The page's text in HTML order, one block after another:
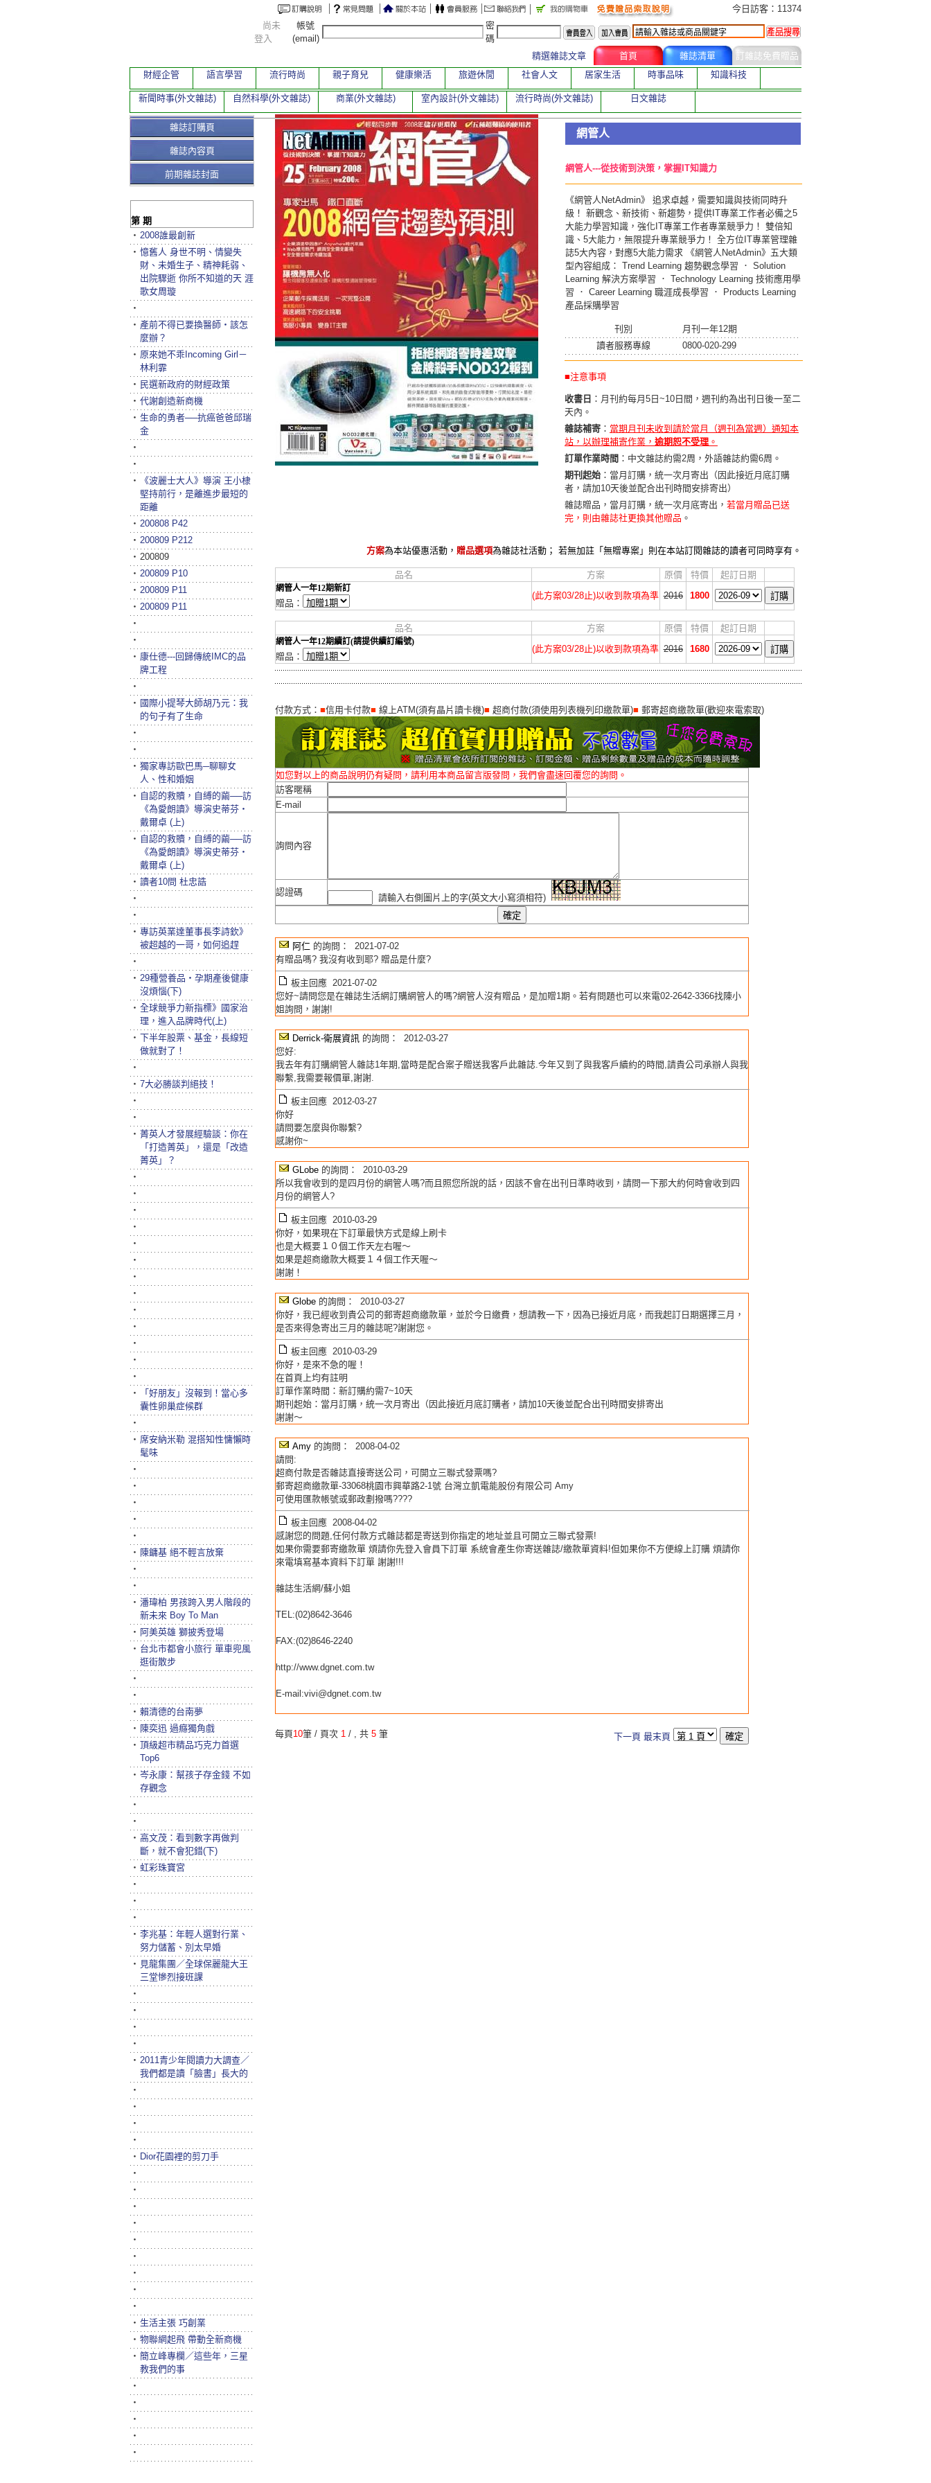
網管人
網管人---從技術到決策，掌握IT知識力
《網管人NetAdmin》 追求卓越，需要知識與技術同時升
級！ 新觀念、新技術、新趨勢，提供IT專業工作者必備之5
大能力學習知識，強化IT專業工作者專業競爭力！ 雙倍知
識、5大能力，無限提升專業競爭力！ 全方位IT專業管理雜
誌5大內容，對應5大能力需求 《網管人NetAdmin》五大類
型內容組成： Trend Learning 趨勢觀念學習 ． Solution
Learning 解決方案學習 ． Technology Learning 技術應用學
習 ． Career Learning 職涯成長學習 ． Products Learning
產品採購學習
刊別
月刊一年12期
讀者服務專線
0800-020-299
■注意事項
收書日 ：月刊約每月5日~10日間，週刊約為出刊日後一至二
天內。
雜誌補寄 ： 當期月刊未收到請於當月（週刊為當週）通知本
站，以辦理補寄作業， 逾期恕不受理 。
訂單作業時間 ：中文雜誌約需2周，外語雜誌約需6周。
期刊起始 ：當月訂購，統一次月寄出（因此接近月底訂購
者，請加10天後並配合出刊時間安排寄出）
雜誌贈品，當月訂購，統一次月底寄出， 若當月贈品已送
完，則由雜誌社更換其他贈品 。
方案為本站優惠活動， 贈品選項為雜誌社活動； 若無加註「無贈專案」則在本站訂閱雜誌的讀者可同時享有。
品名 方案 原價 特價 起訂日期
網管人一年12期新訂
贈品：
(此方案03/28止)以收到款項為準 2016 1800
品名 方案 原價 特價 起訂日期
網管人一年12期續訂(請提供續訂編號)
贈品：
(此方案03/28止)以收到款項為準 2016 1680
付款方式： ■信用卡付款■ 線上ATM(須有晶片讀卡機)■ 超商付款(須使用列表機列印繳款單)■ 郵寄超商繳款單(歡迎來電索取)
如您對以上的商品說明仍有疑問，請利用本商品留言版發問，我們會盡速回覆您的詢問。
訪客暱稱
E-mail
詢問內容
認證碼
請輸入右側圖片上的字(英文大小寫須相符)
阿仁 的詢問： 2021-07-02
有贈品嗎? 我沒有收到耶? 贈品是什麼?
板主回應 2021-07-02
您好~請問您是在雜誌生活網訂購網管人的嗎?網管人沒有贈品，是加贈1期。若有問題也可以來電02-2642-3366找陳小
姐詢問，謝謝!
Derrick-衛展資訊 的詢問： 2012-03-27
您好:
我去年有訂購網管人雜誌1年期,當時是配合案子贈送我客戶此雜誌.今年又到了與我客戶續約的時間,請貴公司承辦人與我
聯繫,我需要報價單,謝謝.
板主回應 2012-03-27
你好
請問要怎麼與你聯繫?
感謝你~
GLobe 的詢問： 2010-03-29
所以我會收到的是四月份的網管人嗎?而且照您所說的話，因該不會在出刊日準時收到，請問一下那大約何時會收到四
月份的網管人?
板主回應 2010-03-29
你好，如果現在下訂單最快方式是線上刷卡
也是大概要１０個工作天左右喔～
如果是超商繳款大概要１４個工作天喔～
謝謝！
Globe 的詢問： 2010-03-27
你好，我已經收到貴公司的郵寄超商繳款單，並於今日繳費，想請教一下，因為已接近月底，而我起訂日期選擇三月，
是否來得急寄出三月的雜誌呢?謝謝您。
板主回應 2010-03-29
你好，是來不急的喔！
在首頁上均有註明
訂單作業時間：新訂購約需7~10天
期刊起始：當月訂購，統一次月寄出（因此接近月底訂購者，請加10天後並配合出刊時間安排寄出
謝謝～
Amy 的詢問： 2008-04-02
請問:
超商付款是否雜誌直接寄送公司，可開立三聯式發票嗎?
郵寄超商繳款單-33068桃園市興華路2-1號 台灣立凱電能股份有限公司 Amy
可使用匯款帳號或郵政劃撥嗎????
板主回應 2008-04-02
感謝您的問題,任何付款方式雜誌都是寄送到你指定的地址並且可開立三聯式發票!
如果你需要郵寄繳款單 煩請你先登入會員下訂單 系統會產生你寄送雜誌/繳款單資料!但如果你不方便線上訂購 煩請你
來電填寫基本資料下訂單 謝謝!!!
雜誌生活網/蘇小姐
TEL:(02)8642-3646
FAX:(02)8646-2240
http://www.dgnet.com.tw
E-mail:vivi@dgnet.com.tw
每頁10筆 / 頁次 1 / , 共 5 筆 下一頁 最末頁
雜誌訂購頁
雜誌內容頁
前期雜誌封面
第 期
‧ 2008誰最創新
‧ 憶舊人 身世不明、情變失
財、未婚生子、精神耗弱、
出院驟逝 你所不知道的天 涯
歌女周璇
‧
‧ 產前不得已要換醫師‧該怎
麼辦？
‧ 原來她不乖Incoming Girl－
林利霏
‧ 民選新政府的財經政策
‧ 代謝創造新商機
‧ 生命的勇者──抗癌爸爸邱瑞
金
‧
‧
‧
《波麗士大人》導演 王小棣
堅持前行，是離進步最短的
距離
‧ 200808 P42
‧ 200809 P212
‧ 200809
‧ 200809 P10
‧ 200809 P11
‧ 200809 P11
‧
‧
‧ 康仕德---回歸傳統IMC的品
牌工程
‧
‧ 國際小提琴大師胡乃元：我
的句子有了生命
‧
‧
‧ 獨家專訪歐巴馬─聊聊女
人、性和婚姻
‧ 自認的救贖，自縛的繭──訪
《為愛朗讀》導演史蒂芬‧
戴爾卓 (上)
‧ 自認的救贖，自縛的繭──訪
《為愛朗讀》導演史蒂芬‧
戴爾卓 (上)
‧ 讀者10問 杜忠誥
‧
‧
‧ 專訪英業達董事長李詩欽》
被超越的一哥，如何追趕
‧
‧ 29種營養品‧孕期產後健康
沒煩惱(下)
‧ 全球競爭力新指標》國家治
理，進入品牌時代(上)
‧ 下半年股票、基金，長線短
做就對了！
‧
‧ 7大必勝談判絕技！
‧
‧
‧ 菁英人才發展經驗談：你在
「打造菁英」，還是「改造
菁英」？
‧
‧
‧
‧
‧
‧
‧
‧
‧
‧
‧
‧
‧
‧
「好朋友」沒報到！當心多
囊性卵巢症候群
‧
‧ 席安納米勒 混搭知性慵懶時
髦味
‧
‧
‧
‧
‧
‧ 陳鏞基 絕不輕言放棄
‧
‧
‧ 潘瑋柏 男孩跨入男人階段的
新未來 Boy To Man
‧ 阿美英雄 獅披秀登場
‧ 台北市都會小旅行 單車兜風
逛街散步
‧
‧
‧ 賴清德的台南夢
‧ 陳奕迅 過癮獨角戲
‧ 頂級超市精品巧克力首選
Top6
‧ 岑永康：幫孩子存金錢 不如
存觀念
‧
‧
‧ 高文茂：看到數字再做判
斷，就不會犯錯(下)
‧ 虹彩珠寶宮
‧
‧
‧
‧ 李兆基：年輕人選對行業、
努力儲蓄、別太早婚
‧ 見龍集團／全球保麗龍大王
三堂慘烈接班課
‧
‧
‧
‧
‧ 2011青少年閱讀力大調查／
我們都是讀「臉書」長大的
‧
‧
‧
‧
‧ Dior花園裡的剪刀手
‧
‧
‧
‧
‧
‧
‧
‧
‧
‧ 生活主張 巧創業
‧ 物聯網起飛 帶動全新商機
‧ 簡立峰專欄／這些年，三星
教我們的事
‧
‧
‧
‧
‧
今日訪客：11374
尚未
登入
帳號
(email)
密
碼
精選雜誌文章
首頁 雜誌清單
訂雜誌免費贈品
財經企管
語言學習 流行時尚 親子育兒 健康樂活 旅遊休閒 社會人文 居家生活 時事品味 知識科技
新聞時事(外文雜誌) 自然科學(外文雜誌) 商業(外文雜誌) 室內設計(外文雜誌) 流行時尚(外文雜誌) 日文雜誌